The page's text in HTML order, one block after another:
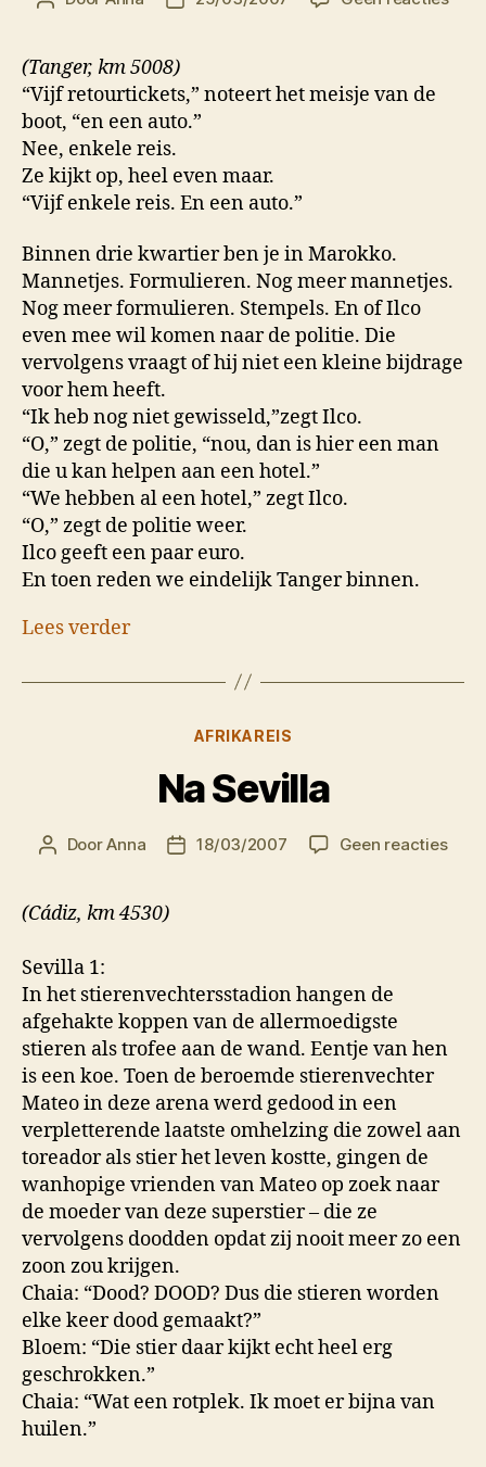
(Tanger, km 5008)
“Vijf retourtickets,” noteert het meisje van de
boot, “en een auto.”
Nee, enkele reis.
Ze kijkt op, heel even maar.
“Vijf enkele reis. En een auto.”
Binnen drie kwartier ben je in Marokko.
Mannetjes. Formulieren. Nog meer mannetjes.
Nog meer formulieren. Stempels. En of Ilco
even mee wil komen naar de politie. Die
vervolgens vraagt of hij niet een kleine bijdrage
voor hem heeft.
“Ik heb nog niet gewisseld,”zegt Ilco.
“O,” zegt de politie, “nou, dan is hier een man
die u kan helpen aan een hotel.”
“We hebben al een hotel,” zegt Ilco.
“O,” zegt de politie weer.
Ilco geeft een paar euro.
En toen reden we eindelijk Tanger binnen.
Lees verder
Categorieën
AFRIKAREIS
Na Sevilla
Berichtauteur
DoorAnna Berichtdatum
18/03/2007 Geen reactiesop
(Cádiz, km 4530)
Sevilla 1:
In het stierenvechtersstadion hangen de
afgehakte koppen van de allermoedigste
stieren als trofee aan de wand. Eentje van hen
is een koe. Toen de beroemde stierenvechter
Mateo in deze arena werd gedood in een
verpletterende laatste omhelzing die zowel aan
toreador als stier het leven kostte, gingen de
wanhopige vrienden van Mateo op zoek naar
de moeder van deze superstier – die ze
vervolgens doodden opdat zij nooit meer zo een
zoon zou krijgen.
Chaia: “Dood? DOOD? Dus die stieren worden
elke keer dood gemaakt?”
Bloem: “Die stier daar kijkt echt heel erg
geschrokken.”
Chaia: “Wat een rotplek. Ik moet er bijna van
huilen.”